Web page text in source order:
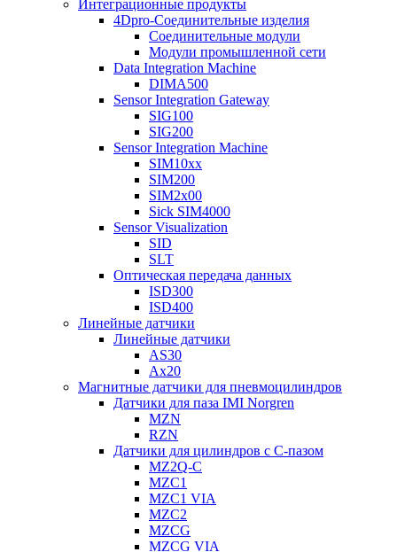
Интеграционные продукты
4Dpro-Соединительные изделия
Соединительные модули
Модули промышленной сети
Data Integration Machine
DIMA500
Sensor Integration Gateway
SIG100
SIG200
Sensor Integration Machine
SIM10xx
SIM200
SIM2x00
Sick SIM4000
Sensor Visualization
SID
SLT
Оптическая передача данных
ISD300
ISD400
Линейные датчики
Линейные датчики
AS30
Ax20
Магнитные датчики для пневмоцилиндров
Датчики для паза IMI Norgren
MZN
RZN
Датчики для цилиндров с С-пазом
MZ2Q-C
MZC1
MZC1 VIA
MZC2
MZCG
MZCG VIA